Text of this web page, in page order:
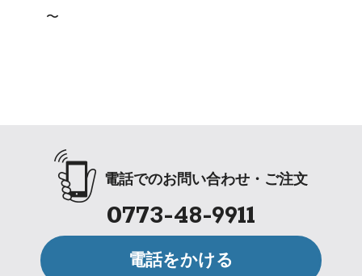
〜
電話でのお問い合わせ・ご注文
0773-48-9911
電話をかける